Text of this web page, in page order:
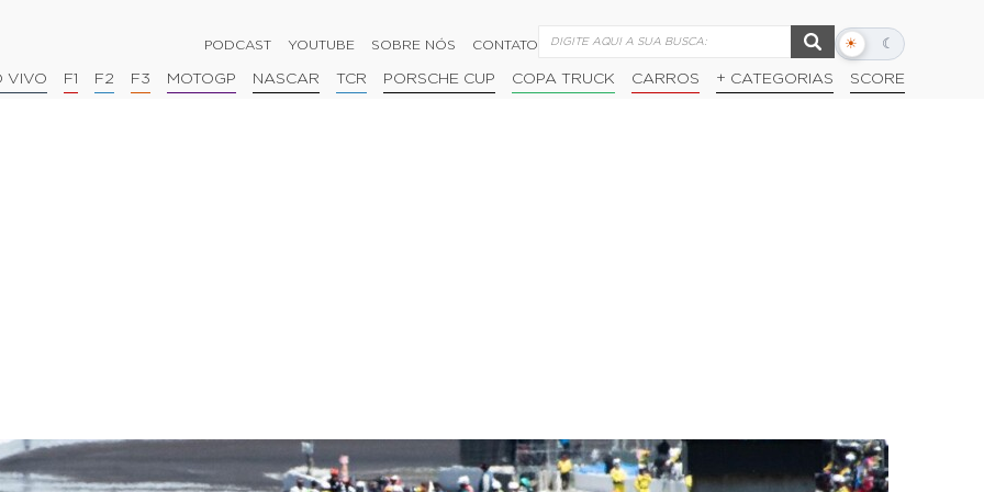
PODCAST YOUTUBE SOBRE NÓS CONTATO ☀ ☾
Alternar
escuro
VIVO F1 F2 F3 MOTOGP NASCAR TCR PORSCHE CUP COPA TRUCK CARROS + CATEGORIAS SCORE